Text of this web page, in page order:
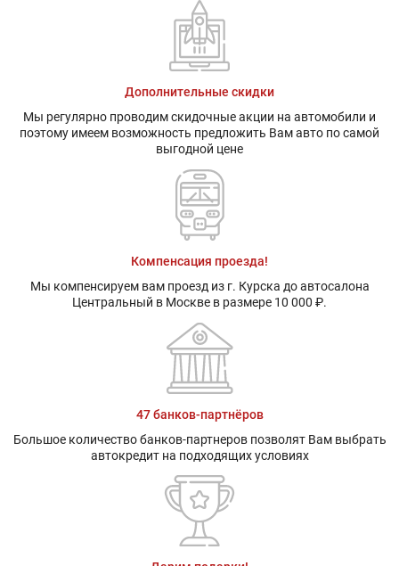
Дополнительные скидки
Мы регулярно проводим скидочные акции на автомобили и
поэтому имеем возможность предложить Вам авто по самой
выгодной цене
Компенсация проезда!
Мы компенсируем вам проезд из г. Курска до автосалона
Центральный в Москве в размере 10 000 ₽.
47 банков-партнёров
Большое количество банков-партнеров позволят Вам выбрать
автокредит на подходящих условиях